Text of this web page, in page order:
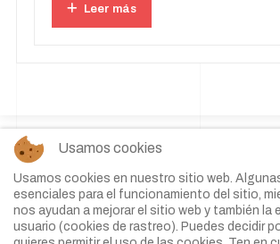
Leer más
Usamos cookies
Usamos cookies en nuestro sitio web.
esenciales para el funcionamiento del sitio,
nos ayudan a mejorar el sitio web y también la
usuario (cookies de rastreo). Puedes decidir